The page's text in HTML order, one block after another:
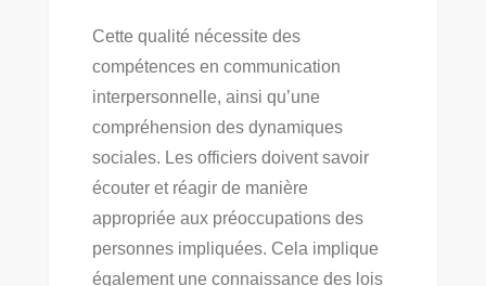
Cette qualité nécessite des
compétences en communication
interpersonnelle, ainsi qu’une
compréhension des dynamiques
sociales. Les officiers doivent savoir
écouter et réagir de manière
appropriée aux préoccupations des
personnes impliquées. Cela implique
également une connaissance des lois